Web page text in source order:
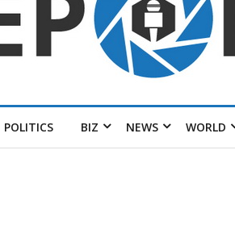
POLITICS BIZ NEWS WORLD